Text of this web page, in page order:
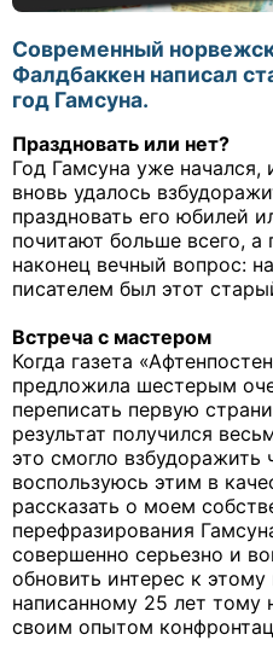
Современный
Фалдбаккен написал
год Гамсуна.
Праздновать или нет?
Год Гамсуна уже
вновь удалось
праздновать его юбилей
почитают больше всего, а
наконец вечный вопрос:
писателем был этот
Встреча с мастером
Когда газета
предложила шестерым
переписать первую
результат получился
это смогло
воспользуюсь этим в
рассказать о моем
перефразирования
совершенно серьезно и
обновить интерес к
написанному 25 лет тому
своим опытом